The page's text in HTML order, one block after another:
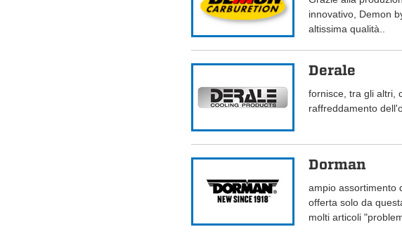
innovativo, Demon
altissima qualità..
Derale
fornisce, tra gli altri,
raffreddamento
Dorman
ampio assortimento
offerta solo da
molti articoli